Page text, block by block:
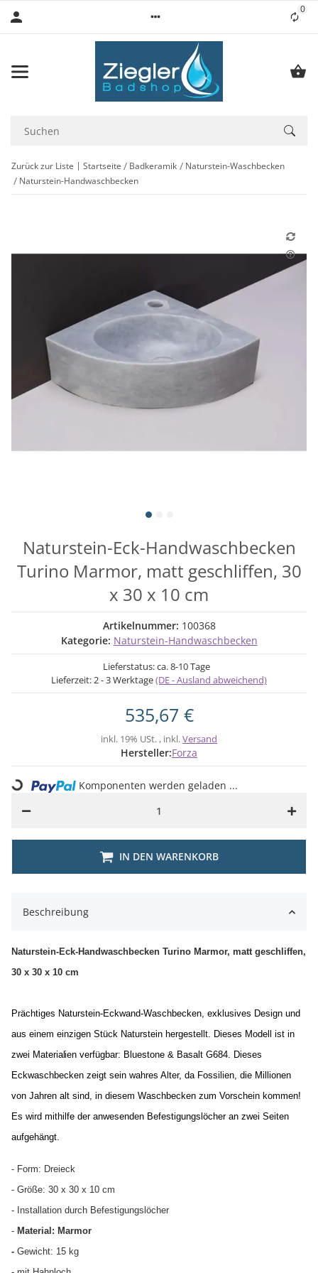
0
Zurück zur Liste Startseite Badkeramik
Naturstein-Waschbecken
Naturstein-Handwaschbecken
Naturstein-Eck-Handwaschbecken
Turino Marmor, matt geschliffen, 30
x 30 x 10 cm
Artikelnummer: 100368
Kategorie: Naturstein-Handwaschbecken
Lieferstatus: ca. 8-10 Tage
Lieferzeit:2 - 3 Werktage(DE - Ausland abweichend)
535,67 €
inkl. 19% USt. , inkl.Versand
Hersteller:Forza
IN DEN WARENKORB
Loading... Komponenten werden geladen ...
Beschreibung
Naturstein-Eck-Handwaschbecken Turino Marmor, matt geschliffen,
30 x 30 x 10 cm
Prächtiges Naturstein-Eckwand-Waschbecken, exklusives Design und
aus einem einzigen Stück Naturstein hergestellt. Dieses Modell ist in
zwei Materialien verfügbar: Bluestone & Basalt G684. Dieses
Eckwaschbecken zeigt sein wahres Alter, da Fossilien, die Millionen
von Jahren alt sind, in diesem Waschbecken zum Vorschein kommen!
Es wird mithilfe der anwesenden Befestigungslöcher an zwei Seiten
aufgehängt.
- Form: Dreieck
- Größe: 30 x 30 x 10 cm
- Installation durch Befestigungslöcher
- Material: Marmor
- Gewicht: 15 kg